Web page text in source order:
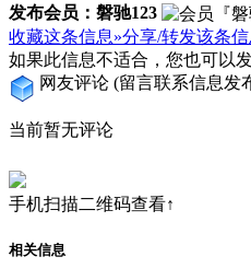
发布会员：磐驰123
收藏这条信息»分享/转发该条信
如果此信息不适合，您也可以
网友评论 (留言联系信息发
当前暂无评论
手机扫描二维码查看↑
相关信息